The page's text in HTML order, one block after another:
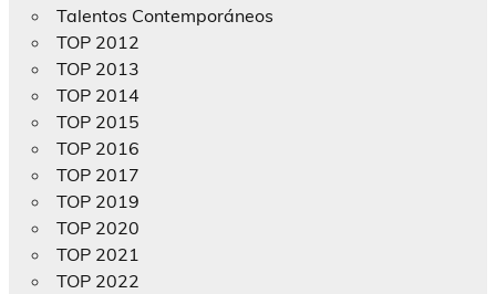
Talentos Contemporáneos
TOP 2012
TOP 2013
TOP 2014
TOP 2015
TOP 2016
TOP 2017
TOP 2019
TOP 2020
TOP 2021
TOP 2022